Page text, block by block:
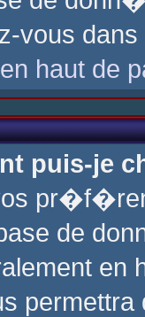
vous
haut de
puis-je
de
en